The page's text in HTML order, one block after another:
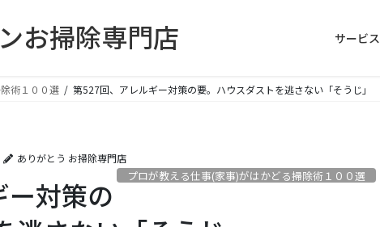
お掃除専門店 サービス
術１００選 第527回、アレルギー対策の要。ハウスダストを逃さない「そうじ」
ありがとう お掃除専門店
プロが教える仕事(家事)がはかどる掃除術１００選
対策の